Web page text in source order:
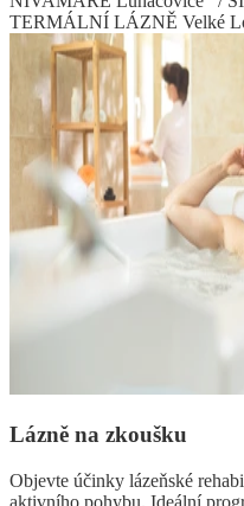
TERMÁLNÍ LÁZNĚ Velké
Lázně na zkoušku
Objevte účinky lázeňské
aktivního pohybu. Ideální